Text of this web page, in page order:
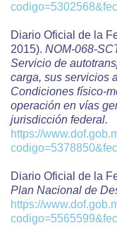
Diario Oficial de la
2015). NOM-068-
Servicio de
carga, sus servicios
Condiciones físico-
operación en vías
jurisdicción federal.
https://
Diario Oficial de la
Plan Nacional de
https://